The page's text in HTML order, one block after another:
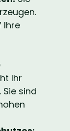
Ihre
Ihr
sind